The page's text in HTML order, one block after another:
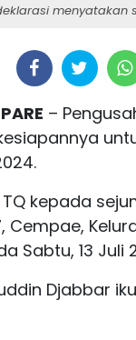
menyatakan
–
kepada
Cempae,
Sabtu, 13 Juli
Djabbar